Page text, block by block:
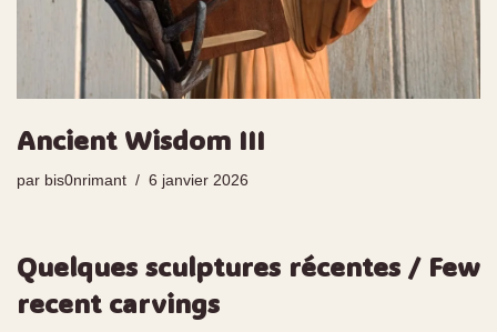
Ancient Wisdom III
par bis0nrimant 6 janvier 2026
Quelques sculptures récentes / Few
recent carvings